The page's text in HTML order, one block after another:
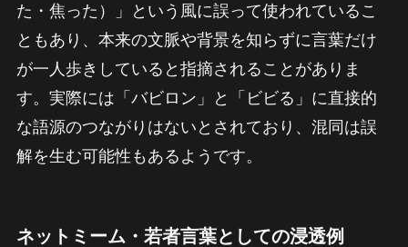
た・焦った）」という風に誤って使われているこ
ともあり、本来の文脈や背景を知らずに言葉だけ
が一人歩きしていると指摘されることがありま
す。実際には「バビロン」と「ビビる」に直接的
な語源のつながりはないとされており、混同は誤
解を生む可能性もあるようです。
ネットミーム・若者言葉としての浸透例